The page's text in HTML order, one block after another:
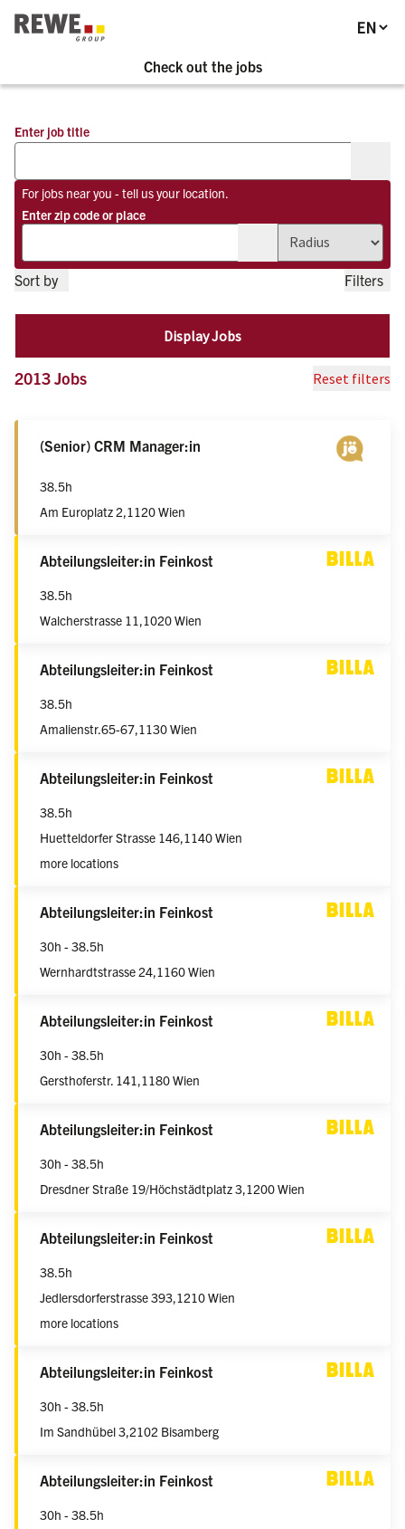
Section-Navigation
To Main-Navigation
Check out the jobs
Enter job title
For jobs near you - tell us your location.
Enter zip code or place
clear location
Filters
Sort by
Display Jobs
2013 Jobs Reset filters
(Senior) CRM Manager:in weiblich/männlich/divers
38.5h
Am Europlatz 2,1120 Wien
Abteilungsleiter:in Feinkost weiblich/männlich/divers
38.5h
Walcherstrasse 11,1020 Wien
Abteilungsleiter:in Feinkost weiblich/männlich/divers
38.5h
Amalienstr.65-67,1130 Wien
Abteilungsleiter:in Feinkost weiblich/männlich/divers
38.5h
Huetteldorfer Strasse 146,1140 Wien
more locations
Abteilungsleiter:in Feinkost weiblich/männlich/divers
30h - 38.5h
Wernhardtstrasse 24,1160 Wien
Abteilungsleiter:in Feinkost weiblich/männlich/divers
30h - 38.5h
Gersthoferstr. 141,1180 Wien
Abteilungsleiter:in Feinkost weiblich/männlich/divers
30h - 38.5h
Dresdner Straße 19/Höchstädtplatz 3,1200 Wien
Abteilungsleiter:in Feinkost weiblich/männlich/divers
38.5h
Jedlersdorferstrasse 393,1210 Wien
more locations
Abteilungsleiter:in Feinkost weiblich/männlich/divers
30h - 38.5h
Im Sandhübel 3,2102 Bisamberg
Abteilungsleiter:in Feinkost weiblich/männlich/divers
30h - 38.5h